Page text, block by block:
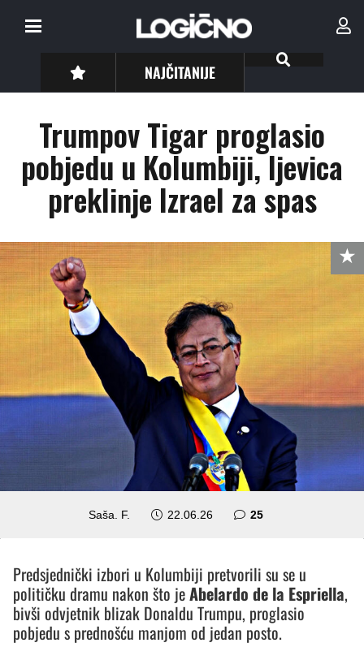
NAJČITANIJE
Trumpov Tigar proglasio
pobjedu u Kolumbiji, ljevica
preklinje Izrael za spas
Saša. F. 22.06.26 25komentara
Predsjednički izbori u Kolumbiji pretvorili su se u
političku dramu nakon što jeAbelardo de la Espriella,
bivši odvjetnik blizak Donaldu Trumpu, proglasio
pobjedu s prednošću manjom od jedan posto.